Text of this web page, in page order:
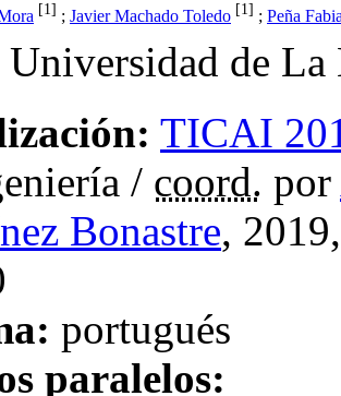
[1] ; Javier Machado Toledo [1] ; Peña
Universidad de La
TICAI
/ coord. por
Bonastre,
portugués
paralelos: